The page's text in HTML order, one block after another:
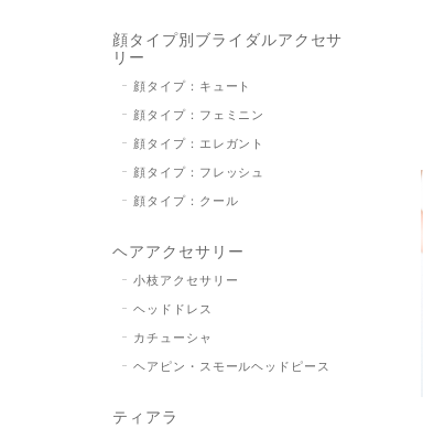
顔タイプ別ブライダルアクセサ
リー
顔タイプ：キュート
顔タイプ：フェミニン
顔タイプ：エレガント
顔タイプ：フレッシュ
顔タイプ：クール
ヘアアクセサリー
小枝アクセサリー
ヘッドドレス
カチューシャ
ヘアピン・スモールヘッドピース
ティアラ